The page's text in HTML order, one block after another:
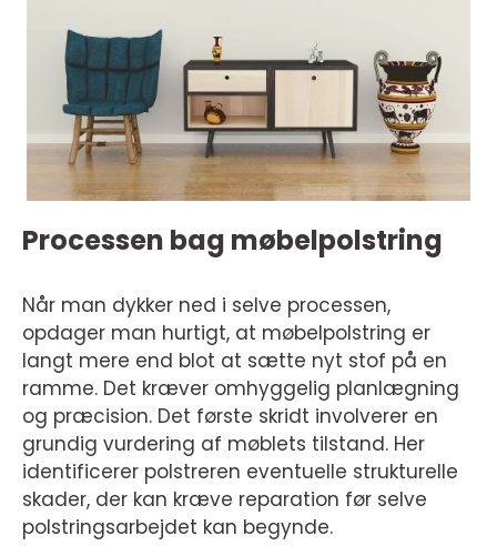
Processen bag møbelpolstring
Når man dykker ned i selve processen,
opdager man hurtigt, at møbelpolstring er
langt mere end blot at sætte nyt stof på en
ramme. Det kræver omhyggelig planlægning
og præcision. Det første skridt involverer en
grundig vurdering af møblets tilstand. Her
identificerer polstreren eventuelle strukturelle
skader, der kan kræve reparation før selve
polstringsarbejdet kan begynde.